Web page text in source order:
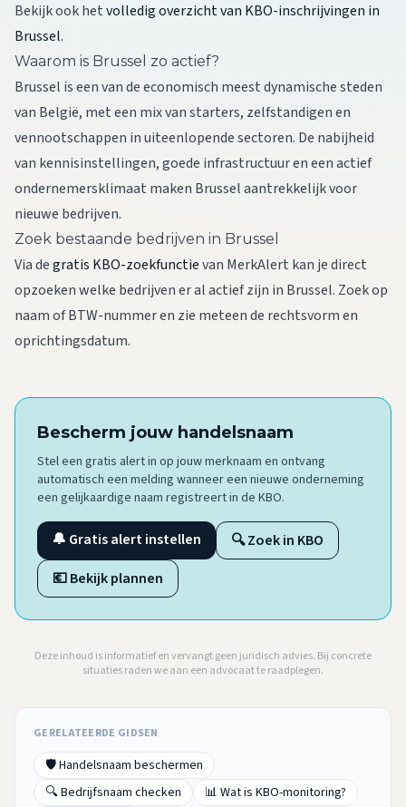
Bekijk ook hetvolledig overzicht van KBO-inschrijvingen in
Brussel.
Waarom is Brussel zo actief?
Brussel is een van de economisch meest dynamische steden
van België, met een mix van starters, zelfstandigen en
vennootschappen in uiteenlopende sectoren. De nabijheid
van kennisinstellingen, goede infrastructuur en een actief
ondernemersklimaat maken Brussel aantrekkelijk voor
nieuwe bedrijven.
Zoek bestaande bedrijven in Brussel
Via degratis KBO-zoekfunctievan MerkAlert kan je direct
opzoeken welke bedrijven er al actief zijn in Brussel. Zoek op
naam of BTW-nummer en zie meteen de rechtsvorm en
oprichtingsdatum.
Bescherm jouw handelsnaam
Stel een gratis alert in op jouw merknaam en ontvang
automatisch een melding wanneer een nieuwe onderneming
een gelijkaardige naam registreert in de KBO.
🔔 Gratis alert instellen
🔍 Zoek in KBO
💶 Bekijk plannen
Deze inhoud is informatief en vervangt geen juridisch advies. Bij concrete
situaties raden we aan een advocaat te raadplegen.
GERELATEERDE GIDSEN
🛡️ Handelsnaam beschermen
🔍 Bedrijfsnaam checken
📊 Wat is KBO-monitoring?